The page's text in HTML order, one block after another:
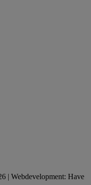
| Webdevelopment: Have